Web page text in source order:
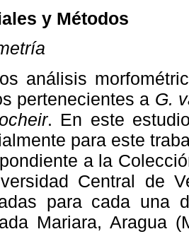
y Métodos
análisis
pertenecientes a G.
. En este
para este
a la
Central de
para cada una
Mariara, Aragua